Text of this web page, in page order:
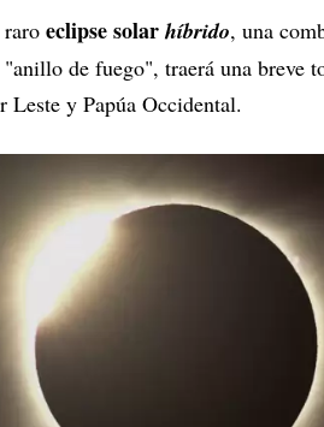
eclipse solar híbrido, una
de fuego", traerá una breve
y Papúa Occidental.